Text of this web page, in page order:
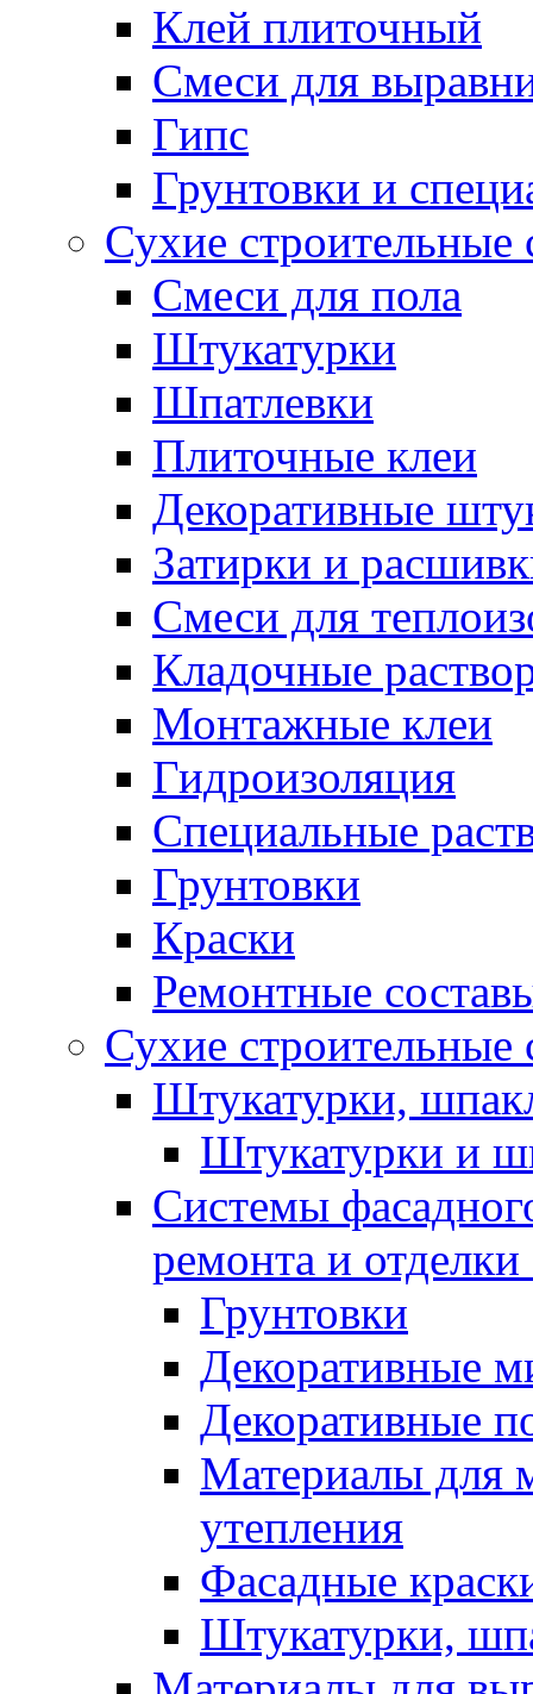
Клей плиточный
Смеси для
Гипс
Грунтовки и
Сухие
Смеси для пола
Штукатурки
Шпатлевки
Плиточные клеи
Декоративные
Затирки и
Смеси для
Кладочные
Монтажные клеи
Гидроизоляция
Специальные
Грунтовки
Краски
Ремонтные
Сухие
Штукатурки,
Штукатурки и
Системы
ремонта и отделки
Грунтовки
Декоративные
Декоративные
Материалы для
утепления
Фасадные
Штукатурки,